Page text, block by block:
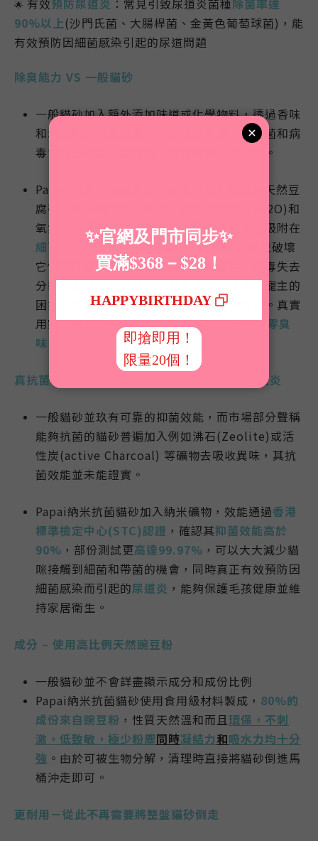
🌟 有效預防尿道炎 ：常見引致尿道炎菌種 除菌率達
90%以上(沙門氏菌、大腸桿菌、金黃色葡萄球菌)，能
有效預防因細菌感染引起的尿道問題
除臭能力 VS 一般貓砂
一般貓砂加入額外添加味道或化學物料，透過香味
和增加吸附力去遮蓋大小二便的味道，但細菌和病
毒會隨著時間不斷增生，導致臭味不斷增加。
Papai 納米抗菌貓砂加納米礦物加入高品質天然豆
腐砂，納米礦物能透過結合空氣中的水份(H2O)和
氧氣(02)而產生出正負離子，而正負離子會吸附在
細菌和病毒 表面，抽出其氫(H)，繼而分解並破壞
它們的細胞膜，最終令引起臭味的細菌和病毒失去
分裂和繁殖能力而死亡，而臭味亦不再會是寵主的
困擾，貓砂能長期保持乾爽，時刻充滿豆香。真實
用家使用測試中，24小時不清貓砂盤，回家 零臭
味
真抗菌 – 香港標準檢定中心認證，長效預防尿道炎
一般貓砂並玖有可靠的抑菌效能，而市場部分聲稱
能夠抗菌的貓砂普遍加入例如沸石(Zeolite)或活
性炭(active Charcoal) 等礦物去吸收異味，其抗
菌效能並未能證實。
Papai納米抗菌貓砂加入納米礦物，效能通過香港
標準檢定中心(STC)認證 ，確認其抑菌效能高於
90% ，部份測試更高達99.97% ，可以大大減少貓
咪接觸到細菌和帶菌的機會，同時真正有效預防因
細菌感染而引起的尿道炎 ，能夠保護毛孩健康並維
持家居衛生。
成分 – 使用高比例天然豌豆粉
一般貓砂並不會詳盡顯示成分和成份比例
Papai納米抗菌貓砂使用食用級材料製成， 80%的
成份來自豌豆粉 ，性質天然溫和而且環保，不刺
激，低致敏，極少粉塵同時凝結力和吸水力均十分
強 。由於可被生物分解，清理時直接將貓砂倒進馬
桶沖走即可。
更耐用－從此不再需要將整盤貓砂倒走